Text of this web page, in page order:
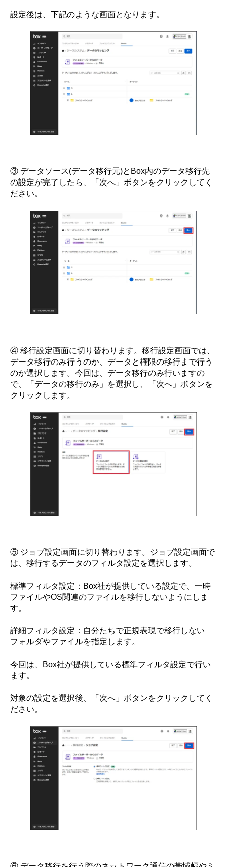
設定後は、下記のような画面となります。
③ データソース(データ移行元)とBox内のデータ移行先
の設定が完了したら、「次へ」ボタンをクリックしてく
ださい。
④ 移行設定画面に切り替わります。移行設定画面では、
データ移行のみ行うのか、データと権限の移行まで行う
のか選択します。今回は、データ移行のみ行いますの
で、「データの移行のみ」を選択し、「次へ」ボタンを
クリックします。
⑤ ジョブ設定画面に切り替わります。ジョブ設定画面で
は、移行するデータのフィルタ設定を選択します。
標準フィルタ設定：Box社が提供している設定で、一時
ファイルやOS関連のファイルを移行しないようにしま
す。
詳細フィルタ設定：自分たちで正規表現で移行しない
フォルダやファイルを指定します。
今回は、Box社が提供している標準フィルタ設定で行い
ます。
対象の設定を選択後、「次へ」ボタンをクリックしてく
ださい。